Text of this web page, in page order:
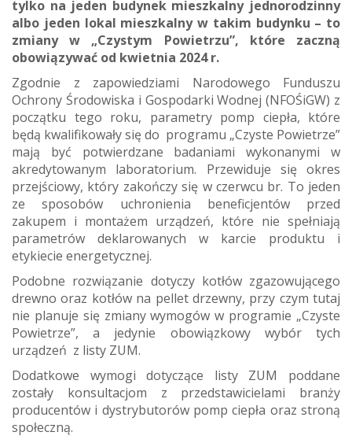
tylko na jeden budynek mieszkalny jednorodzinny
albo jeden lokal mieszkalny w takim budynku – to
zmiany w „Czystym Powietrzu”, które zaczną
obowiązywać od kwietnia 2024 r.
Zgodnie z zapowiedziami Narodowego Funduszu
Ochrony Środowiska i Gospodarki Wodnej (NFOŚiGW) z
początku tego roku, parametry pomp ciepła, które
będą kwalifikowały się do programu „Czyste Powietrze”
mają być potwierdzane badaniami wykonanymi w
akredytowanym laboratorium. Przewiduje się okres
przejściowy, który zakończy się w czerwcu br. To jeden
ze sposobów uchronienia beneficjentów przed
zakupem i montażem urządzeń, które nie spełniają
parametrów deklarowanych w karcie produktu i
etykiecie energetycznej.
Podobne rozwiązanie dotyczy kotłów zgazowującego
drewno oraz kotłów na pellet drzewny, przy czym tutaj
nie planuje się zmiany wymogów w programie „Czyste
Powietrze”, a jedynie obowiązkowy wybór tych
urządzeń z listy ZUM.
Dodatkowe wymogi dotyczące listy ZUM poddane
zostały konsultacjom z przedstawicielami branży
producentów i dystrybutorów pomp ciepła oraz stroną
społeczną.